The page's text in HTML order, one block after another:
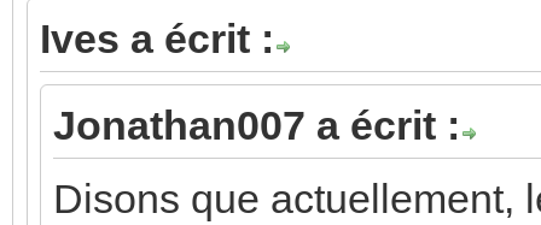
Ives a écrit :
Jonathan007 a écrit :
Disons que actuellement,